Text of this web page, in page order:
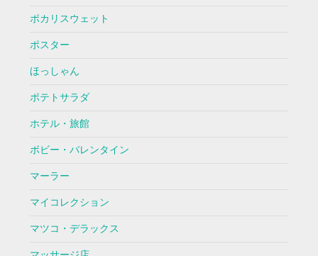
ポカリスウェット
ポスター
ほっしゃん
ポテトサラダ
ホテル・旅館
ボビー・バレンタイン
マーラー
マイコレクション
マツコ・デラックス